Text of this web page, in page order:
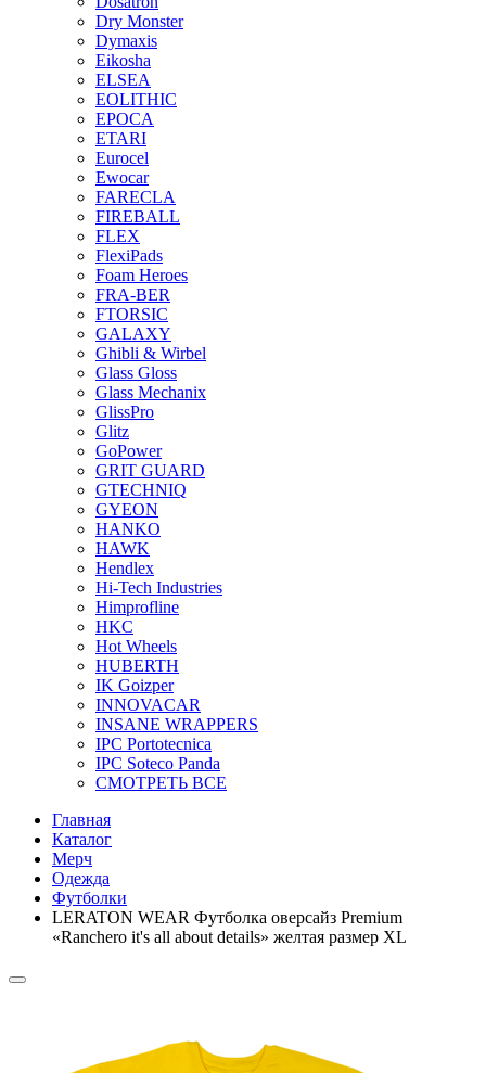
Dry Monster
Dymaxis
Eikosha
ELSEA
EOLITHIC
EPOCA
ETARI
Eurocel
Ewocar
FARECLA
FIREBALL
FLEX
FlexiPads
Foam Heroes
FRA-BER
FTORSIC
GALAXY
Ghibli & Wirbel
Glass Gloss
Glass Mechanix
GlissPro
Glitz
GoPower
GRIT GUARD
GTECHNIQ
GYEON
HANKO
HAWK
Hendlex
Hi-Tech Industries
Himprofline
HKC
Hot Wheels
HUBERTH
IK Goizper
INNOVACAR
INSANE WRAPPERS
IPC Portotecnica
IPC Soteco Panda
СМОТРЕТЬ ВСЕ
Главная
Каталог
Мерч
Одежда
Футболки
LERATON WEAR Футболка оверсайз Premium
«Ranchero it's all about details» желтая размер XL